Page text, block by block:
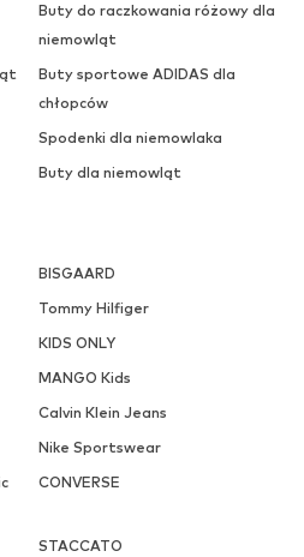
Buty do raczkowania różowy dla
niemowląt
Buty sportowe ADIDAS dla
chłopców
Spodenki dla niemowlaka
Buty dla niemowląt
BISGAARD
Tommy Hilfiger
KIDS ONLY
MANGO Kids
Calvin Klein Jeans
Nike Sportswear
CONVERSE
STACCATO